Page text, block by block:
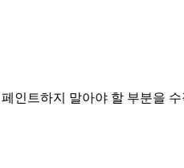
인트하지 말아야 할 부분을